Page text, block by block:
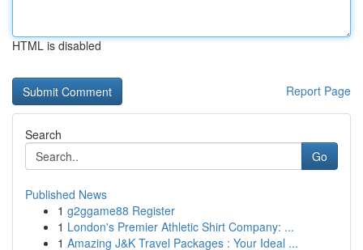
HTML is disabled
Report Page
Search
Go
Published News
1 g2ggame88 Register
1 London's Premier Athletic Shirt Company: ...
1 Amazing J&K Travel Packages : Your Ideal ...